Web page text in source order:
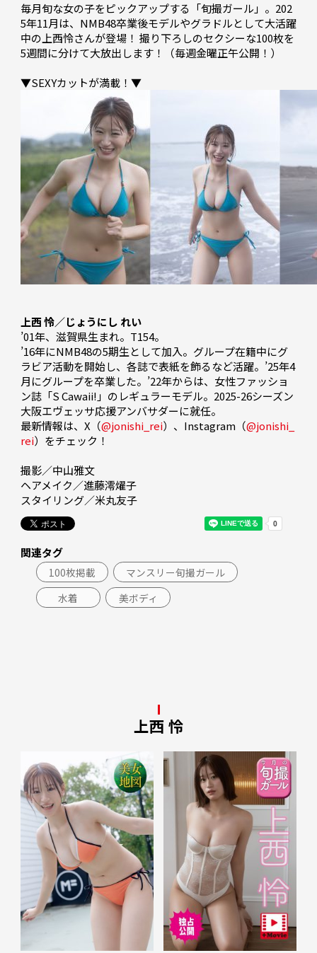
毎月旬な女の子をピックアップする「旬撮ガール」。202
5年11月は、NMB48卒業後モデルやグラドルとして大活躍
中の上西怜さんが登場！ 撮り下ろしのセクシーな100枚を
5週間に分けて大放出します！（毎週金曜正午公開！）
▼SEXYカットが満載！▼
上西 怜／じょうにし れい
’01年、滋賀県生まれ。T154。
’16年にNMB48の5期生として加入。グループ在籍中にグ
ラビア活動を開始し、各誌で表紙を飾るなど活躍。’25年4
月にグループを卒業した。’22年からは、女性ファッショ
ン誌「S Cawaii!」のレギュラーモデル。2025-26シーズン
大阪エヴェッサ応援アンバサダーに就任。
最新情報は、X（@jonishi_rei）、Instagram（@jonishi_
rei）をチェック！
撮影／中山雅文
ヘアメイク／進藤澪燿子
スタイリング／米丸友子
関連タグ
100枚掲載
マンスリー旬撮ガール
水着
美ボディ
上西 怜